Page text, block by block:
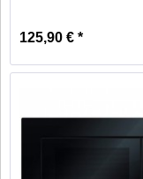
125,90 € *